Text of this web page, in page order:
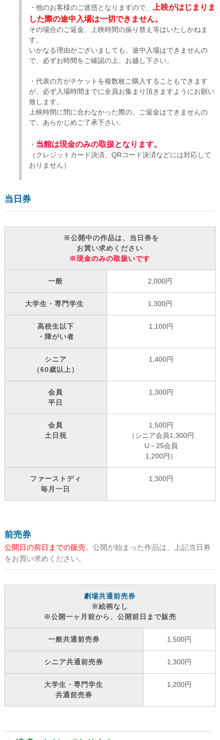
・他のお客様のご迷惑となりますので、
上映がはじまりま
した際の途中入場は一切できません。
その場合のご返金、上映時間の振り替え等はいたしかねま
す。
いかなる理由がございましても、途中入場はできませんの
で、必ずお時間をご確認の上、お越し下さい。
・代表の方がチケットを複数枚ご購入することもできます
が、必ず入場時間までに全員お集まり頂きますようにお願い
致します。
上映時間に間に合わなかった際の、ご返金はできませんの
で、あらかじめご了承下さい。
・ 当館は現金のみの取扱となります。
（クレジットカード決済、QRコード決済などには対応して
おりません）
当日券
※公開中の作品は、当日券を
お買い求めください
※現金のみの取扱いです
一般 2,000円
大学生・専門学生 1,300円
高校生以下
・障がい者
1,100円
シニア
（60歳以上）
1,400円
会員
平日
1,300円
会員
土日祝
1,500円
（シニア会員1,300円
U－25会員
1,200円）
ファーストディ
毎月一日
1,300円
前売券
公開日の前日までの販売。公開が始まった作品は、上記当日券
をお買い求めください。
劇場共通前売券
※絵柄なし
※公開一ヶ月前から、公開前日まで販売
一般共通前売券 1,500円
シニア共通前売券 1,300円
大学生・専門学生
共通前売券
1,200円